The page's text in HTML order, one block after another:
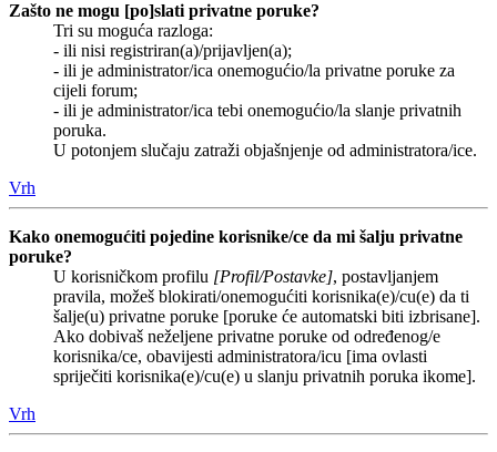
Zašto ne mogu [po]slati privatne poruke?
Tri su moguća razloga:
- ili nisi registriran(a)/prijavljen(a);
- ili je administrator/ica onemogućio/la privatne poruke za
cijeli forum;
- ili je administrator/ica tebi onemogućio/la slanje privatnih
poruka.
U potonjem slučaju zatraži objašnjenje od administratora/ice.
Vrh
Kako onemogućiti pojedine korisnike/ce da mi šalju privatne
poruke?
U korisničkom profilu [Profil/Postavke], postavljanjem
pravila, možeš blokirati/onemogućiti korisnika(e)/cu(e) da ti
šalje(u) privatne poruke [poruke će automatski biti izbrisane].
Ako dobivaš neželjene privatne poruke od određenog/e
korisnika/ce, obavijesti administratora/icu [ima ovlasti
spriječiti korisnika(e)/cu(e) u slanju privatnih poruka ikome].
Vrh